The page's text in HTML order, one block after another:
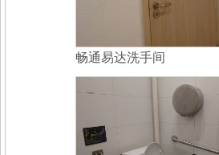
畅通易达洗手间